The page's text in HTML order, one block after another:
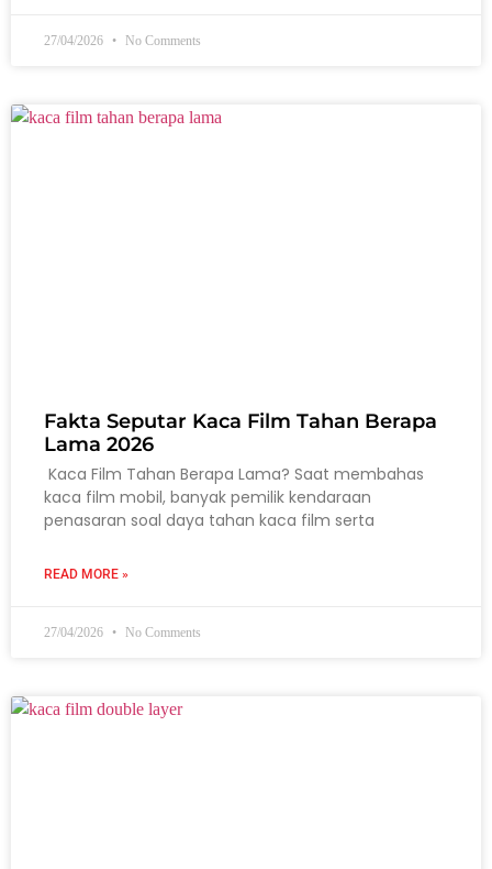
27/04/2026 No Comments
Fakta Seputar Kaca Film Tahan Berapa
Lama 2026
Kaca Film Tahan Berapa Lama? Saat membahas
kaca film mobil, banyak pemilik kendaraan
penasaran soal daya tahan kaca film serta
READ MORE »
27/04/2026 No Comments